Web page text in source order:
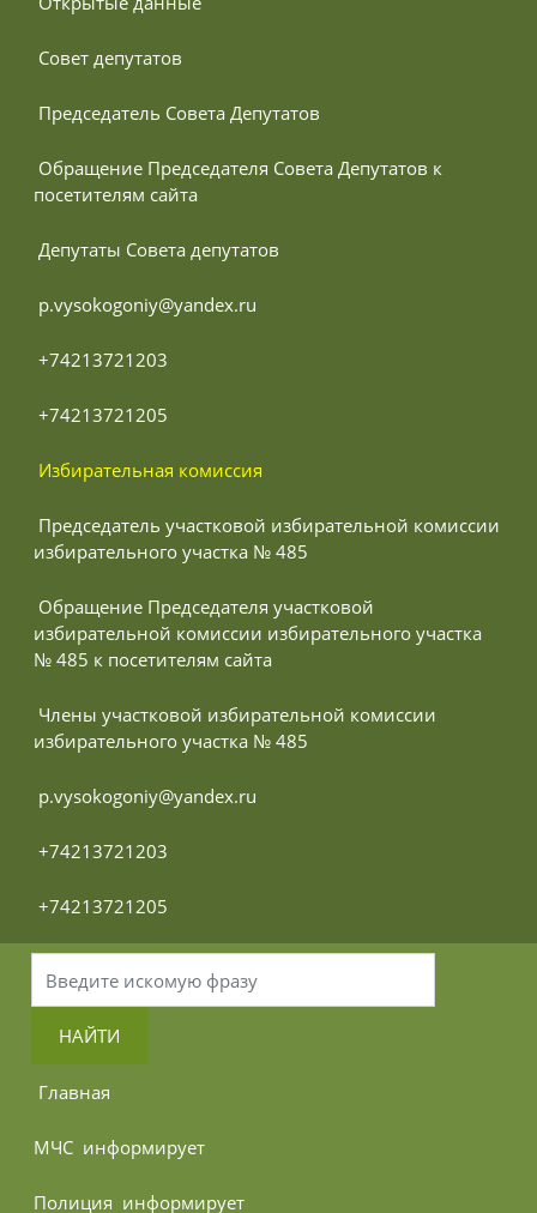
Совет депутатов
Председатель Совета Депутатов
посетителям сайта
Депутаты Совета депутатов
p.vysokogoniy@yandex.ru
+74213721203
+74213721205
Избирательная комиссия
избирательного участка № 485
избирательной комиссии избирательного участка
№ 485 к посетителям сайта
избирательного участка № 485
p.vysokogoniy@yandex.ru
+74213721203
+74213721205
НАЙТИ
Главная
МЧС информирует
Полиция информирует